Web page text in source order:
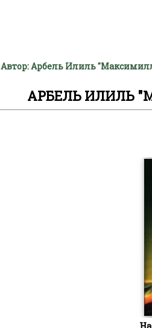
Автор: Арбель Илиль
АРБЕЛЬ ИЛИЛЬ